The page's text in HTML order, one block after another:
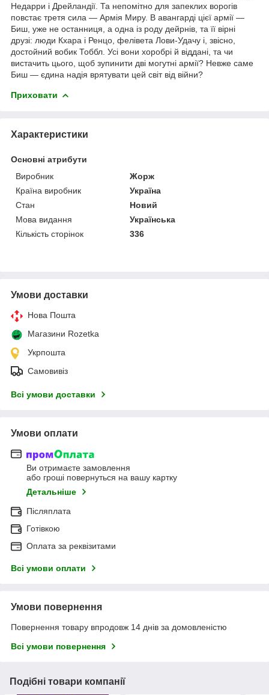
Недарри і Дрейландії. Та непомітно для запеклих ворогів
повстає третя сила — Армія Миру. В авангарді цієї армії —
Биш, уже не останниця, а одна із роду дейрнів, та її вірні
друзі: люди Кхара і Ренцо, фелівета Лови-Удачу і, звісно,
достойний вобик Тоббл. Усі вони хоробрі й віддані, та чи
вистачить цього, щоб зупинити дві могутні армії? Невже саме
Биш — єдина надія врятувати цей світ від війни?
Приховати
Характеристики
Основні атрибути
Виробник
Жорж
Країна виробник
Україна
Стан
Новий
Мова видання
Українська
Кількість сторінок
336
Умови доставки
Нова Пошта
Магазини Rozetka
Укрпошта
Самовивіз
Всі умови доставки
Умови оплати
Ви отримаєте замовлення
або гроші повернуться на вашу картку
Детальніше
Післяплата
Готівкою
Оплата за реквізитами
Всі умови оплати
Умови повернення
Повернення товару впродовж 14 днів за домовленістю
Всі умови повернення
Подібні товари компанії